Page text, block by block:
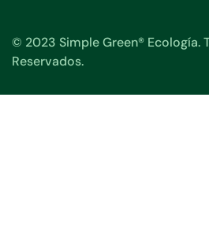
© 2023 Simple Green® Ecología.
Reservados.